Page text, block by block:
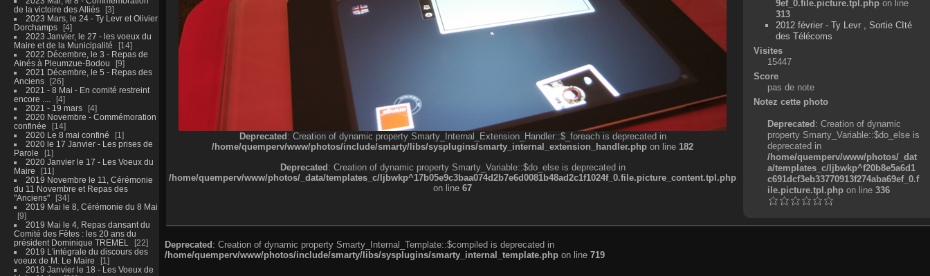
de la victoire des Alliés
3
2023 Mars, le 24 - Ty Levr et Olivier
Dorchamps
4
2023 Janvier, le 27 - les voeux du
Maire et de la Municipalité
14
2022 Décembre, le 3 - Repas de
Ainés à Pleumzue-Bodou
9
2021 Décembre, le 5 - Repas des
Anciens
26
2021 - 8 Mai - En comité restreint
encore ....
4
2021 - 19 mars
4
2020 Novembre - Commémoration
confinée
14
2020 Le 8 mai confiné
1
2020 le 17 Janvier - Les prises de
Parole
1
2020 Janvier le 17 - Les Voeux du
Maire
11
2019 Novembre le 11, Cérémonie
du 11 Novembre et Repas des
"Anciens"
34
2019 Mai le 8, Cérémonie du 8 Mai
9
2019 Mai le 4, Repas dansant du
Comité des Fêtes : les 20 ans du
président Dominique TREMEL
22
2019 L'intégrale du discours des
voeux de M. Le Maire
1
2019 Janvier le 18 - Les Voeux de
Deprecated: Creation of dynamic property Smarty_Internal_Extension_Handler::$_foreach is deprecated in
/home/quemperv/www/photos/include/smarty/libs/sysplugins/smarty_internal_extension_handler.php on line 182
Deprecated: Creation of dynamic property Smarty_Variable::$do_else is deprecated in
/home/quemperv/www/photos/_data/templates_c/ljbwkp^17b05e9c3baa074d2b7e6d0081b48ad2c1f1024f_0.file.picture_content.tpl.php
on line 67
9ef_0.file.picture.tpl.php on line
313
2012 février - Ty Levr , Sortie CIté
des Télécoms
Visites
15447
Score
pas de note
Notez cette photo
Deprecated: Creation of dynamic
property Smarty_Variable::$do_else is
deprecated in
/home/quemperv/www/photos/_dat
a/templates_c/ljbwkp^f20b8e5a6d1
c691dcf3eb33770913f274aba69ef_0.f
ile.picture.tpl.phpon line 336
Deprecated: Creation of dynamic property Smarty_Internal_Template::$compiled is deprecated in
/home/quemperv/www/photos/include/smarty/libs/sysplugins/smarty_internal_template.php on line 719